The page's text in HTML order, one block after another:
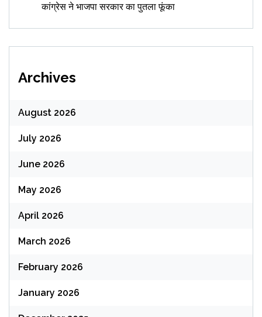
कांग्रेस ने भाजपा सरकार का पुतला फूंका
Archives
August 2026
July 2026
June 2026
May 2026
April 2026
March 2026
February 2026
January 2026